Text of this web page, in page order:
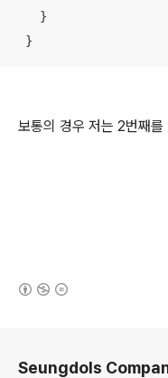
   }
}
보통의 경우 저는 2번째
Seungdols